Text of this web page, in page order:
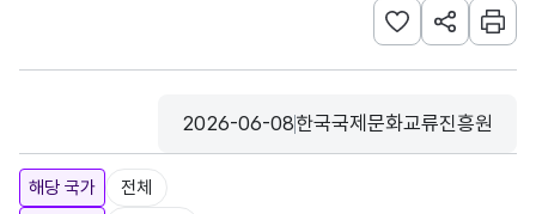
관심사 등록하기
URL 공유하
인쇄
등록일
2026-06-08
수집기관
한국국제문화교류진흥원
해당 국가
전체